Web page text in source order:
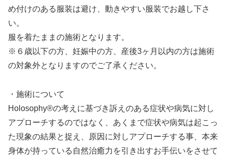
め付けのある服装は避け、動きやすい服装でお越し下さ
い。
服を着たままの施術となります。
※６歳以下の方、妊娠中の方、産後3ヶ月以内の方は施術
の対象外となりますのでご了承ください。
・施術について
Holosophy®の考えに基づき訴えのある症状や病気に対し
アプローチするのではなく、あくまで症状や病気は起こっ
た現象の結果と捉え、原因に対しアプローチする事、本来
身体が持っている自然治癒力を引き出すお手伝いをさせて